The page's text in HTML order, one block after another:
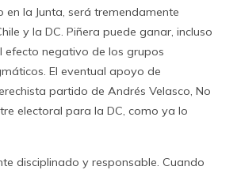
la Junta, será tremendamente
y la DC. Piñera puede ganar, incluso
efecto negativo de los grupos
El eventual apoyo de
partido de Andrés Velasco, No
electoral para la DC, como ya lo
disciplinado y responsable. Cuando